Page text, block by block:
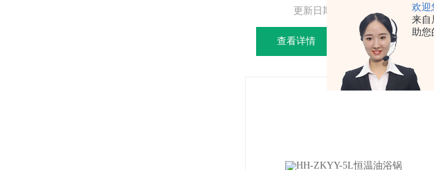
欢迎
来自
助您
更新日期：
2025-07-01
查看详情 在线咨询